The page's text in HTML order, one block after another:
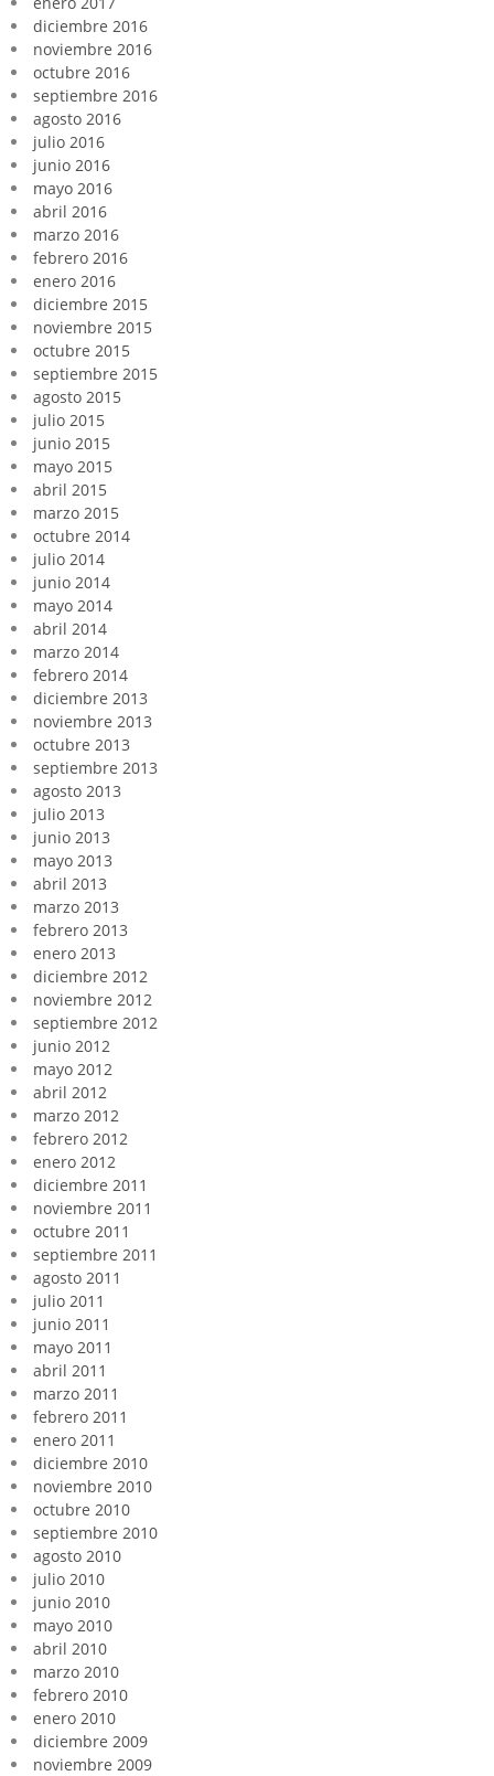
diciembre 2016
noviembre 2016
octubre 2016
septiembre 2016
agosto 2016
julio 2016
junio 2016
mayo 2016
abril 2016
marzo 2016
febrero 2016
enero 2016
diciembre 2015
noviembre 2015
octubre 2015
septiembre 2015
agosto 2015
julio 2015
junio 2015
mayo 2015
abril 2015
marzo 2015
octubre 2014
julio 2014
junio 2014
mayo 2014
abril 2014
marzo 2014
febrero 2014
diciembre 2013
noviembre 2013
octubre 2013
septiembre 2013
agosto 2013
julio 2013
junio 2013
mayo 2013
abril 2013
marzo 2013
febrero 2013
enero 2013
diciembre 2012
noviembre 2012
septiembre 2012
junio 2012
mayo 2012
abril 2012
marzo 2012
febrero 2012
enero 2012
diciembre 2011
noviembre 2011
octubre 2011
septiembre 2011
agosto 2011
julio 2011
junio 2011
mayo 2011
abril 2011
marzo 2011
febrero 2011
enero 2011
diciembre 2010
noviembre 2010
octubre 2010
septiembre 2010
agosto 2010
julio 2010
junio 2010
mayo 2010
abril 2010
marzo 2010
febrero 2010
enero 2010
diciembre 2009
noviembre 2009